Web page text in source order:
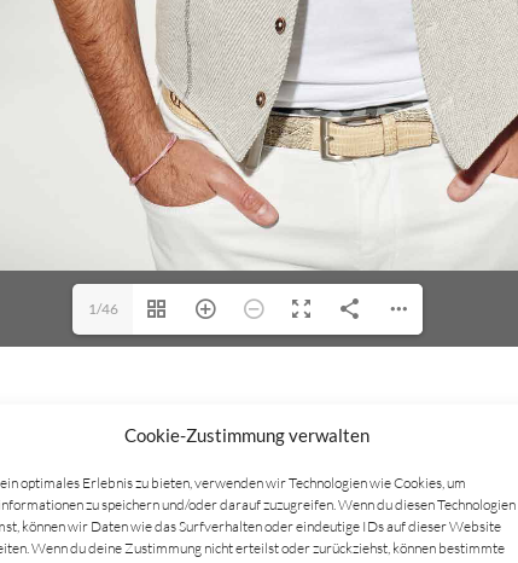
Cookie-Zustimmung verwalten
optimales Erlebnis zu bieten, verwenden wir Technologien wie Cookies, um
zu speichern und/oder darauf zuzugreifen. Wenn du diesen Technologien
können wir Daten wie das Surfverhalten oder eindeutige IDs auf dieser Website
Wenn du deine Zustimmung nicht erteilst oder zurückziehst, können bestimmte
1/46